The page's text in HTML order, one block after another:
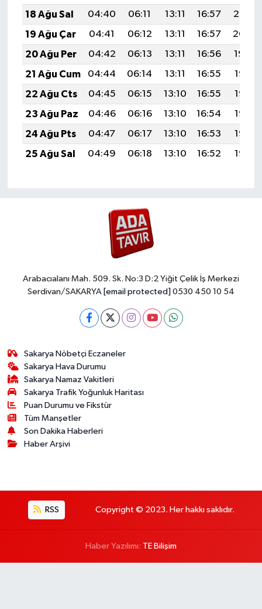
18 Ağu Sal
04:40 06:11 13:11 16:57
20:02
19 Ağu Çar
04:41 06:12 13:11 16:57
20:00
20 Ağu Per
04:42 06:13 13:11 16:56
19:59
21 Ağu Cum
04:44 06:14 13:11 16:55
19:57
22 Ağu Cts
04:45 06:15 13:10 16:55
19:56
23 Ağu Paz
04:46 06:16 13:10 16:54
19:55
24 Ağu Pts
04:47 06:17 13:10 16:53
19:53
25 Ağu Sal
04:49 06:18 13:10 16:52 19:52
Arabacıalanı Mah. 509. Sk. No:3 D:2 Yiğit Çelik İş Merkezi
Serdivan/SAKARYA [email protected] 0530 450 10 54
Sakarya Nöbetçi Eczaneler
Sakarya Hava Durumu
Sakarya Namaz Vakitleri
Sakarya Trafik Yoğunluk Haritası
Puan Durumu ve Fikstür
Tüm Manşetler
Son Dakika Haberleri
Haber Arşivi
RSS Copyright © 2023. Her hakkı saklıdır.
Haber Yazılımı: TE Bilişim